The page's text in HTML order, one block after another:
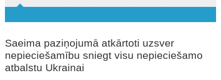
Saeima paziņojumā atkārtoti uzsver
nepieciešamību sniegt visu nepieciešamo
atbalstu Ukrainai